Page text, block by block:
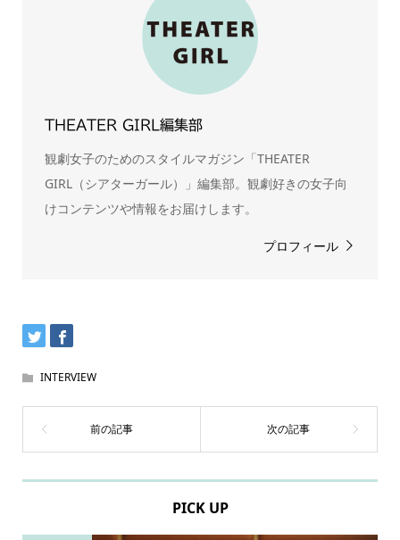
THEATER GIRL編集部
観劇女子のためのスタイルマガジン「THEATER
GIRL（シアターガール）」編集部。観劇好きの女子向
けコンテンツや情報をお届けします。
プロフィール
INTERVIEW
PICK UP